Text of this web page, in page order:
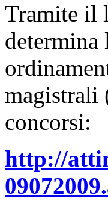
Tramite il
determina
magistrali
concorsi:
http://